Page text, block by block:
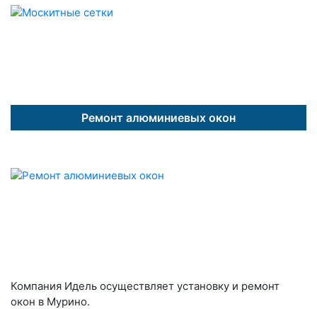
Ремонт алюминиевых окон
Компания Идель осуществляет установку и ремонт
окон в Мурино.